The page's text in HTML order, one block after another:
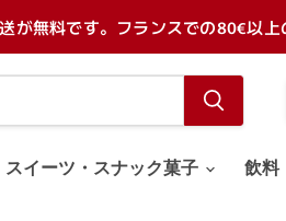
無料です。フランスでの80€以上
スイーツ・スナック菓子 飲料